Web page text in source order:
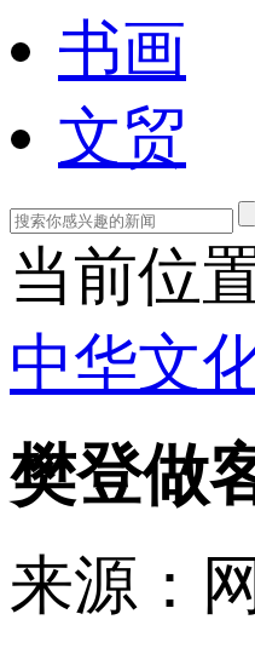
书画
文贸
当前位
中华文
樊登做
来源：